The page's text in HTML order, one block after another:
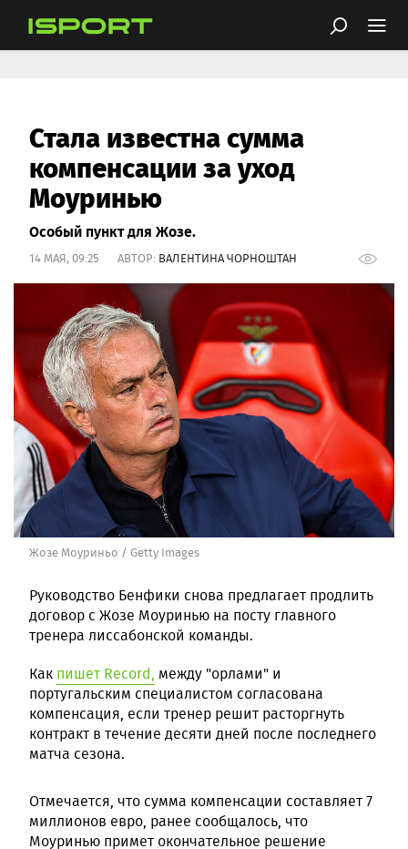
Стала известна сумма
компенсации за уход
Моуринью
Особый пункт для Жозе.
14 МАЯ, 09:25 АВТОР: ВАЛЕНТИНА ЧОРНОШТАН
Жозе Моуриньо / Getty Images
Руководство Бенфики снова предлагает продлить
договор с Жозе Моуринью на посту главного
тренера лиссабонской команды.
Как пишет Record, между "орлами" и
португальским специалистом согласована
компенсация, если тренер решит расторгнуть
контракт в течение десяти дней после последнего
матча сезона.
Отмечается, что сумма компенсации составляет 7
миллионов евро, ранее сообщалось, что
Моуринью примет окончательное решение